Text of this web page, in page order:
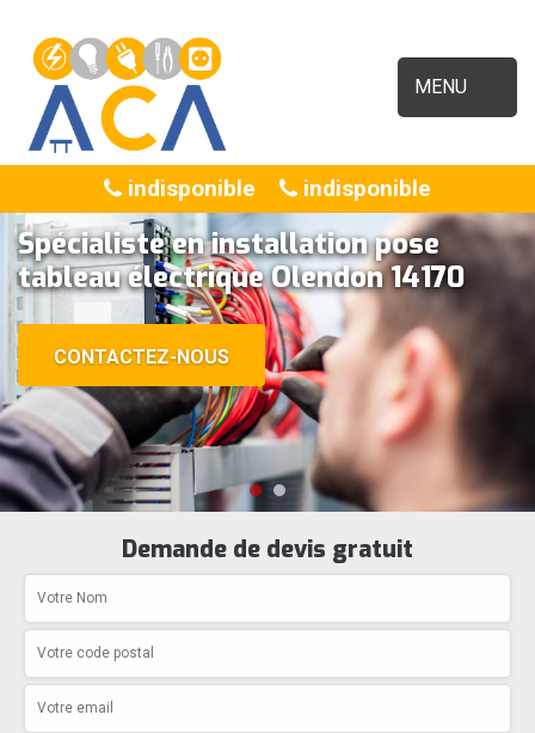
MENU
indisponible indisponible
Spécialiste en installation pose
tableau électrique Olendon 14170
CONTACTEZ-NOUS
Demande de devis gratuit